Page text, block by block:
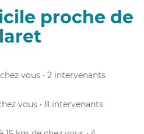
proche de
vous • 2 intervenants
vous • 8 intervenants